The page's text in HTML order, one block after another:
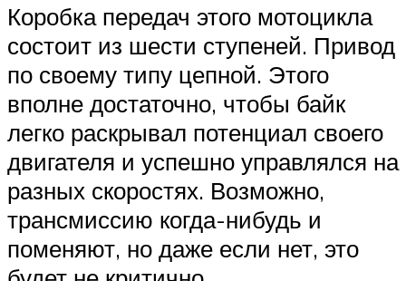
Коробка передач этого мотоцикла
состоит из шести ступеней. Привод
по своему типу цепной. Этого
вполне достаточно, чтобы байк
легко раскрывал потенциал своего
двигателя и успешно управлялся на
разных скоростях. Возможно,
трансмиссию когда-нибудь и
поменяют, но даже если нет, это